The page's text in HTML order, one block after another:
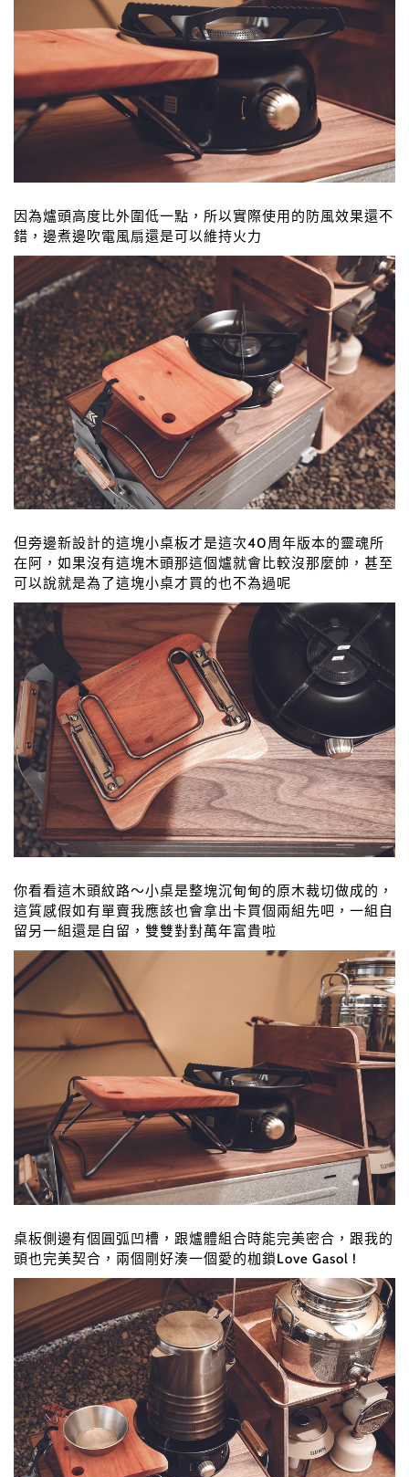
因為爐頭高度比外圍低一點，所以實際使用的防風效果還不
錯，邊煮邊吹電風扇還是可以維持火力
但旁邊新設計的這塊小桌板才是這次40周年版本的靈魂所
在阿，如果沒有這塊木頭那這個爐就會比較沒那麼帥，甚至
可以說就是為了這塊小桌才買的也不為過呢
你看看這木頭紋路～小桌是整塊沉甸甸的原木裁切做成的，
這質感假如有單賣我應該也會拿出卡買個兩組先吧，一組自
留另一組還是自留，雙雙對對萬年富貴啦
桌板側邊有個圓弧凹槽，跟爐體組合時能完美密合，跟我的
頭也完美契合，兩個剛好湊一個愛的枷鎖Love Gasol !